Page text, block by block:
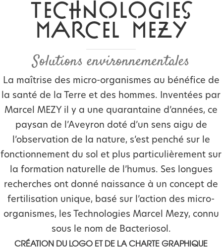
TECHNOLOGIES
MARCEL MEZY
Solutions environnementales
La maîtrise des micro-organismes au bénéfice de
la santé de la Terre et des hommes. Inventées par
Marcel MEZY il y a une quarantaine d’années, ce
paysan de l’Aveyron doté d’un sens aigu de
l’observation de la nature, s’est penché sur le
fonctionnement du sol et plus particulièrement sur
la formation naturelle de l’humus. Ses longues
recherches ont donné naissance à un concept de
fertilisation unique, basé sur l’action des micro-
organismes, les Technologies Marcel Mezy, connu
sous le nom de Bacteriosol.
CRÉATION DU LOGO ET DE LA CHARTE GRAPHIQUE